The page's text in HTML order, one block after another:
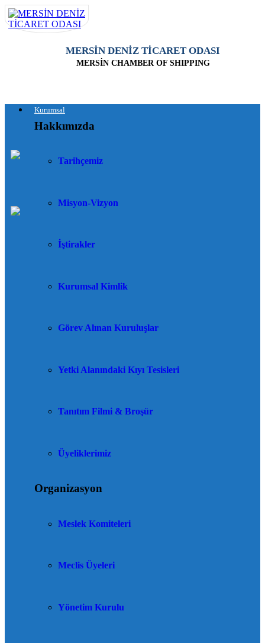
MERSİN DENİZ TİCARET ODASI
MERSİN CHAMBER OF SHIPPING
Kurumsal
Hakkımızda
Tarihçemiz
Misyon-Vizyon
İştirakler
Kurumsal Kimlik
Görev Alınan Kuruluşlar
Yetki Alanındaki Kıyı Tesisleri
Tanıtım Filmi & Broşür
Üyeliklerimiz
Organizasyon
Meslek Komiteleri
Meclis Üyeleri
Yönetim Kurulu